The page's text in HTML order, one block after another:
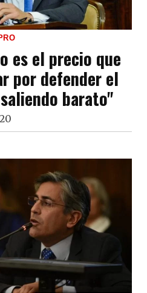
es el precio que
por defender el
barato"